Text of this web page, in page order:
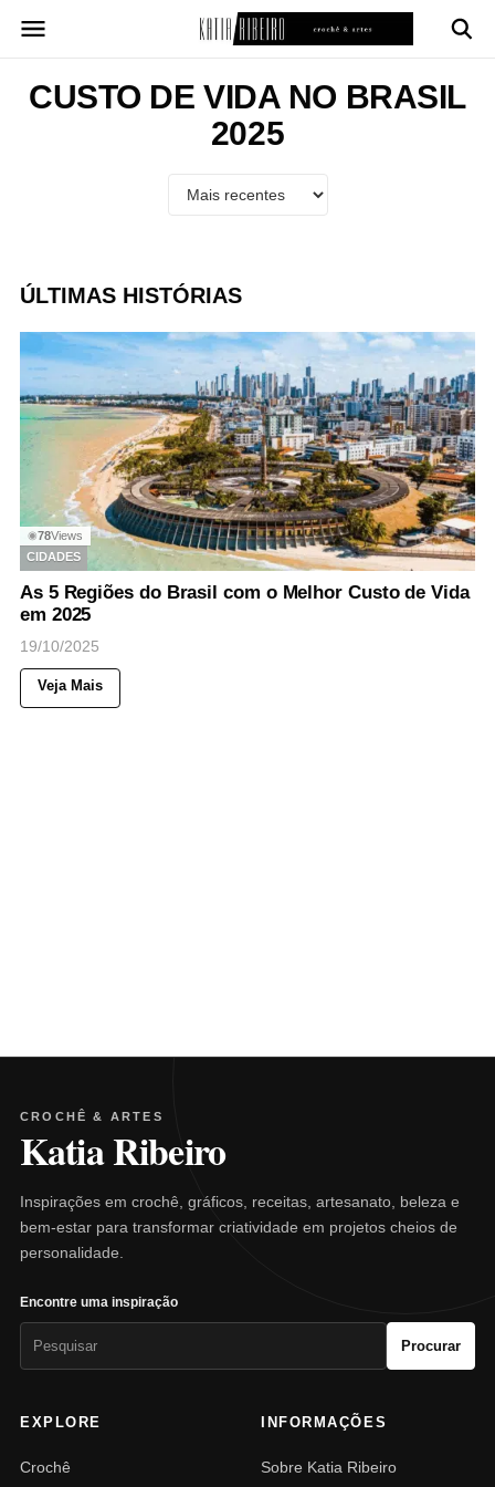
para
conteúdo
CUSTO DE VIDA NO BRASIL
2025
ÚLTIMAS HISTÓRIAS
◉78Views
CIDADES
As 5 Regiões do Brasil com o Melhor Custo de Vida
em 2025
19/10/2025
Veja Mais
CROCHÊ & ARTES
Katia Ribeiro
Inspirações em crochê, gráficos, receitas, artesanato, beleza e
bem-estar para transformar criatividade em projetos cheios de
personalidade.
Encontre uma inspiração
Procurar
EXPLORE
Crochê
INFORMAÇÕES
Sobre Katia Ribeiro